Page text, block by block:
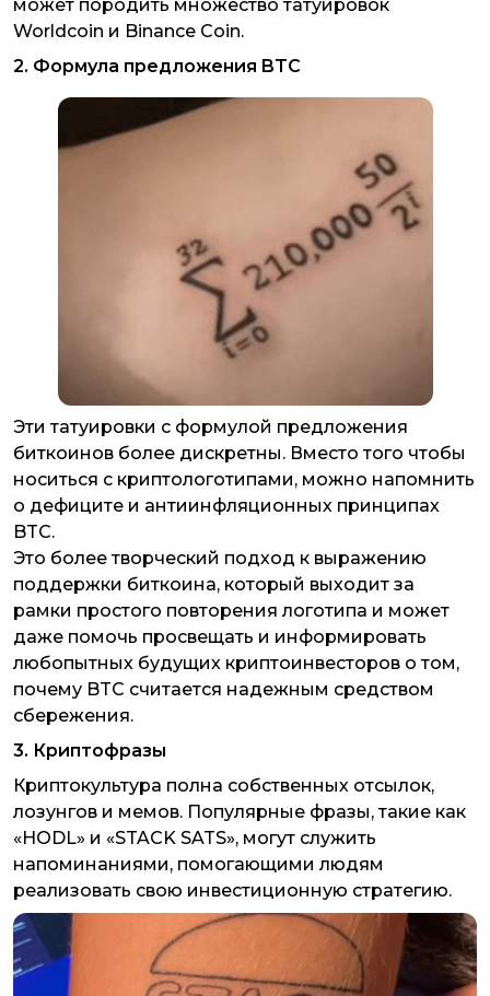
может породить множество татуировок
Worldcoin и Binance Coin.
2. Формула предложения BTC
Эти татуировки с формулой предложения
биткоинов более дискретны. Вместо того чтобы
носиться с криптологотипами, можно напомнить
о дефиците и антиинфляционных принципах
BTC.
Это более творческий подход к выражению
поддержки биткоина, который выходит за
рамки простого повторения логотипа и может
даже помочь просвещать и информировать
любопытных будущих криптоинвесторов о том,
почему BTC считается надежным средством
сбережения.
3. Криптофразы
Криптокультура полна собственных отсылок,
лозунгов и мемов. Популярные фразы, такие как
«HODL» и «STACK SATS», могут служить
напоминаниями, помогающими людям
реализовать свою инвестиционную стратегию.